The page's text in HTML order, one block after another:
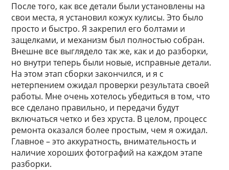
После того, как все детали были установлены на
свои места, я установил кожух кулисы. Это было
просто и быстро. Я закрепил его болтами и
защелками, и механизм был полностью собран.
Внешне все выглядело так же, как и до разборки,
но внутри теперь были новые, исправные детали.
На этом этап сборки закончился, и я с
нетерпением ожидал проверки результата своей
работы. Мне очень хотелось убедиться в том, что
все сделано правильно, и передачи будут
включаться четко и без хруста. В целом, процесс
ремонта оказался более простым, чем я ожидал.
Главное – это аккуратность, внимательность и
наличие хороших фотографий на каждом этапе
разборки.